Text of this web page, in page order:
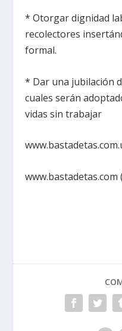
* Otorgar dignidad
recolectores
formal.
* Dar una jubilación
cuales serán
vidas sin trabajar
www.bastadetas.com